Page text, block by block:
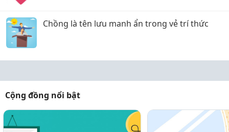
Chồng là tên lưu manh ẩn trong vẻ trí thức
Cộng đồng nổi bật